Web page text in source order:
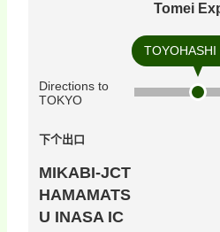
Tomei
TOYOHASHI
Directions to
TOKYO
下个出口
MIKABI-JCT
HAMAMATS
U INASA IC